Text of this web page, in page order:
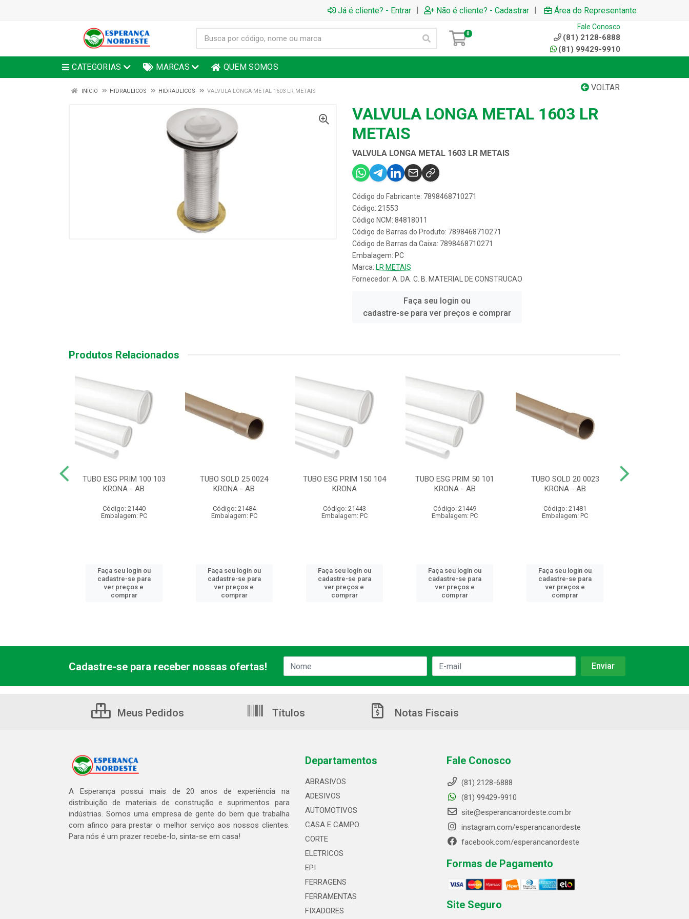
Já é cliente? - Entrar | Não é cliente? - Cadastrar | Área do Representante
0
Fale Conosco
(81) 2128-6888
(81) 99429-9910
CATEGORIAS MARCAS QUEM SOMOS
VOLTAR
INÍCIO HIDRAULICOS HIDRAULICOS VALVULA LONGA METAL 1603 LR METAIS
VALVULA LONGA METAL 1603 LR
METAIS
VALVULA LONGA METAL 1603 LR METAIS
Código do Fabricante: 7898468710271
Código: 21553
Código NCM: 84818011
Código de Barras do Produto: 7898468710271
Código de Barras da Caixa: 7898468710271
Embalagem: PC
Marca: LR METAIS
Fornecedor: A. DA. C. B. MATERIAL DE CONSTRUCAO
Faça seu login ou
cadastre-se para ver preços e comprar
Produtos Relacionados
TUBO ESG PRIM 100 103
KRONA - AB
Código: 21440
Embalagem: PC
Faça seu login ou
cadastre-se para
ver preços e
comprar
TUBO SOLD 25 0024
KRONA - AB
Código: 21484
Embalagem: PC
Faça seu login ou
cadastre-se para
ver preços e
comprar
TUBO ESG PRIM 150 104
KRONA
Código: 21443
Embalagem: PC
Faça seu login ou
cadastre-se para
ver preços e
comprar
TUBO ESG PRIM 50 101
KRONA - AB
Código: 21449
Embalagem: PC
Faça seu login ou
cadastre-se para
ver preços e
comprar
TUBO SOLD 20 0023
KRONA - AB
Código: 21481
Embalagem: PC
Faça seu login ou
cadastre-se para
ver preços e
comprar
Cadastre-se para receber nossas ofertas!
Meus Pedidos Títulos Notas Fiscais
A Esperança possui mais de 20 anos de experiência na
distribuição de materiais de construção e suprimentos para
indústrias. Somos uma empresa de gente do bem que trabalha
com afinco para prestar o melhor serviço aos nossos clientes.
Para nós é um prazer recebe-lo, sinta-se em casa!
Departamentos
ABRASIVOS
ADESIVOS
AUTOMOTIVOS
CASA E CAMPO
CORTE
ELETRICOS
EPI
FERRAGENS
FERRAMENTAS
FIXADORES
Fale Conosco
(81) 2128-6888
(81) 99429-9910
site@esperancanordeste.com.br
instagram.com/esperancanordeste
facebook.com/esperancanordeste
Formas de Pagamento
Site Seguro